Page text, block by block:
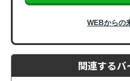
WEBからの
関連するバ